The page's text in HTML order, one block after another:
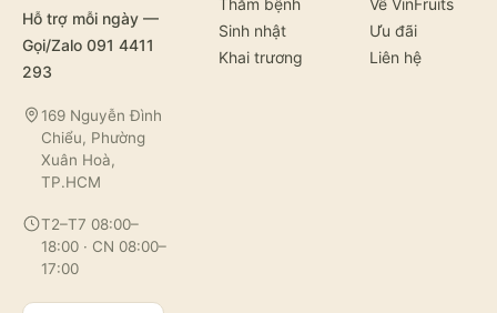
Hỗ trợ mỗi ngày —
Gọi/Zalo 091 4411
293
169 Nguyễn Đình
Chiểu, Phường
Xuân Hoà,
TP.HCM
T2–T7 08:00–
18:00 · CN 08:00–
17:00
Thăm bệnh
Sinh nhật
Khai trương
Về VinFruits
Ưu đãi
Liên hệ